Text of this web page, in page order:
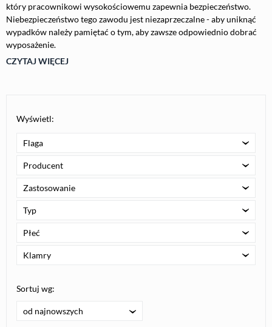
który pracownikowi wysokościowemu zapewnia bezpieczeństwo.
Niebezpieczeństwo tego zawodu jest niezaprzeczalne - aby uniknąć
wypadków należy pamiętać o tym, aby zawsze odpowiednio dobrać
wyposażenie.
CZYTAJ WIĘCEJ
Wyświetl:
Flaga
Producent
Zastosowanie
Typ
Płeć
Klamry
Sortuj wg:
od najnowszych